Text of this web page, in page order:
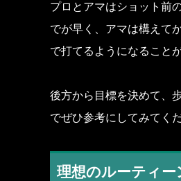
プロとアマはショット前
でが早く、アマは構えて
で打てるようになること
後方から目標を決めて、
でぜひ参考にしてみてくだ
理想のルーティー